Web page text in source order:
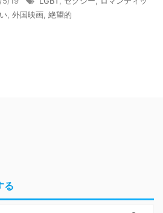
外国映画 絶望的
る